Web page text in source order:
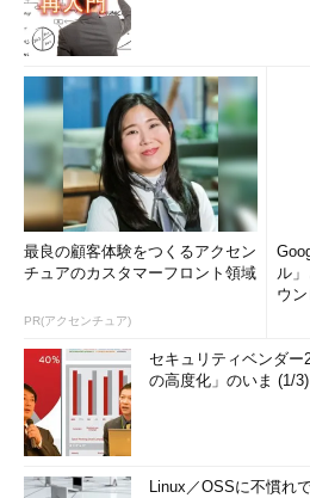
最良の顧客体験をつくるアクセン
チュアのカスタマーフロント領域
PR(アクセンチュア)
ル
ウ
セキュリティベンダ
の高度化」のいま (1/3)
Linux／OSSに不慣れ